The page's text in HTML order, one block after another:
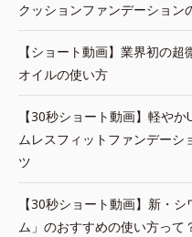
クッションファンデーション
【ショート動画】業界初の
オイルの使い方
【30秒ショート動画】軽や
ムレスフィットファンデーシ
ツ
【30秒ショート動画】新・
ム」のおすすめの使い方って